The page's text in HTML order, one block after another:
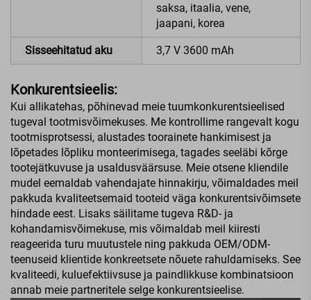
saksa, itaalia, vene,
jaapani, korea
Sisseehitatud aku 3,7 V 3600 mAh
Konkurentsieelis:
Kui allikatehas, põhinevad meie tuumkonkurentsieelised
tugeval tootmisvõimekuses. Me kontrollime rangevalt kogu
tootmisprotsessi, alustades toorainete hankimisest ja
lõpetades lõpliku monteerimisega, tagades seeläbi kõrge
tootejätkuvuse ja usaldusväärsuse. Meie otsene kliendile
mudel eemaldab vahendajate hinnakirju, võimaldades meil
pakkuda kvaliteetsemaid tooteid väga konkurentsivõimsete
hindade eest. Lisaks säilitame tugeva R&D- ja
kohandamisvõimekuse, mis võimaldab meil kiiresti
reageerida turu muutustele ning pakkuda OEM/ODM-
teenuseid klientide konkreetsete nõuete rahuldamiseks. See
kvaliteedi, kuluefektiivsuse ja paindlikkuse kombinatsioon
annab meie partneritele selge konkurentsieelise.